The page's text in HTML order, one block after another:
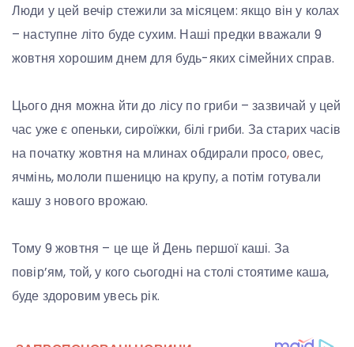
Люди у цей вечір стежили за місяцем: якщо він у колах
– наступне літо буде сухим. Наші предки вважали 9
жовтня хорошим днем для будь-яких сімейних справ.
Цього дня можна йти до лісу по гриби – зазвичай у цей
час уже є опеньки, сироїжки, білі гриби. За старих часів
на початку жовтня на млинах обдирали просо,овес,
ячмінь, мололи пшеницю на крупу, а потім готували
кашу з нового врожаю.
Тому 9 жовтня – це ще й День першої каші. За
повір’ям, той, у кого сьогодні на столі стоятиме каша,
буде здоровим увесь рік.